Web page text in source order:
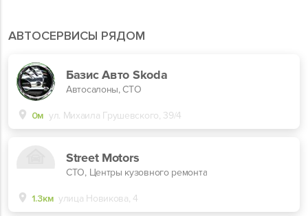
АВТОСЕРВИСЫ РЯДОМ
Базис Авто Skoda
Автосалоны, СТО
0м ул. Михаила Грушевского, 39/4
Street Motors
СТО, Центры кузовного ремонта
1.3км улица Новикова, 4